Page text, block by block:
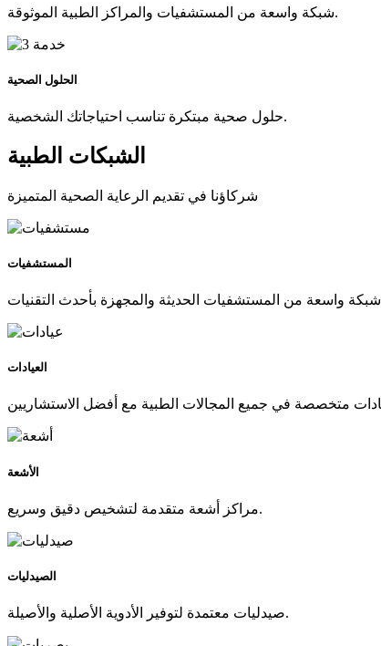
شبكة واسعة من المستشفيات والمراكز الطبية الموثوقة.
الحلول الصحية
حلول صحية مبتكرة تناسب احتياجاتك الشخصية.
الشبكات الطبية
شركاؤنا في تقديم الرعاية الصحية المتميزة
المستشفيات
العيادات
الأشعة
مراكز أشعة متقدمة لتشخيص دقيق وسريع.
الصيدليات
صيدليات معتمدة لتوفير الأدوية الأصلية والأصيلة.